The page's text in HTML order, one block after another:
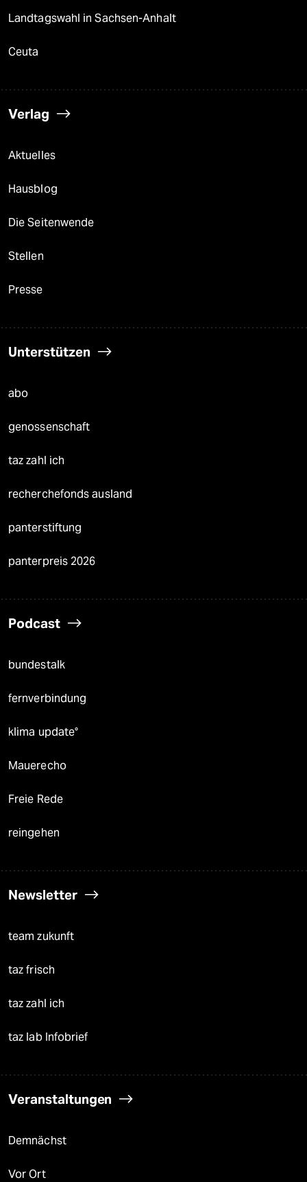
Landtagswahl in Sachsen-Anhalt
Ceuta
Verlag
Aktuelles
Hausblog
Die Seitenwende
Stellen
Presse
Unterstützen
abo
genossenschaft
taz zahl ich
recherchefonds ausland
panterstiftung
panterpreis 2026
Podcast
bundestalk
fernverbindung
klima update°
Mauerecho
Freie Rede
reingehen
Newsletter
team zukunft
taz frisch
taz zahl ich
taz lab Infobrief
Veranstaltungen
Demnächst
Vor Ort